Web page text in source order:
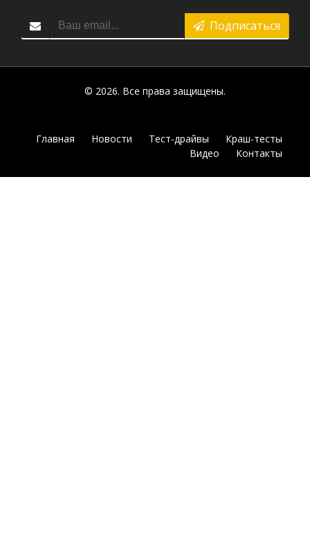
Подписаться
© 2026. Все права защищены.
Главная Новости Тест-драйвы
Краш-тесты
Видео
Контакты